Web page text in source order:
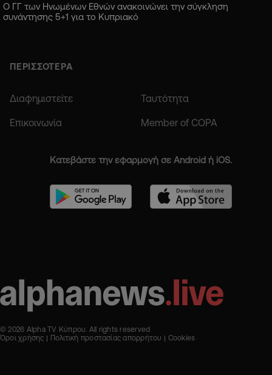
Ο ΓΓ των Ηνωμένων Εθνών ανακοινώνει την σύγκληση
συνάντησης 5+1 για το Κυπριακό
ΠΕΡΙΣΣΟΤΕΡΑ
Διαφημιστείτε Ταυτότητα
Επικοινωνία Member of COPA
Κατεβάστε την εφαρμογή σε Android ή iOS.
© 2026 Alpha TV Κύπρου. All rights reserved
Όροι χρήσης
Πολιτική προστασίας απορρήτου Cookies